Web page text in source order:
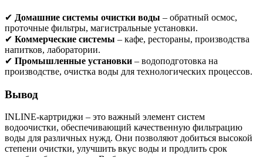
✔ Домашние системы очистки воды – обратный осмос,
проточные фильтры, магистральные установки.
✔ Коммерческие системы – кафе, рестораны, производства
напитков, лаборатории.
✔ Промышленные установки – водоподготовка на
производстве, очистка воды для технологических процессов.
Вывод
INLINE-картриджи – это важный элемент систем
водоочистки, обеспечивающий качественную фильтрацию
воды для различных нужд. Они позволяют добиться высокой
степени очистки, улучшить вкус воды и продлить срок